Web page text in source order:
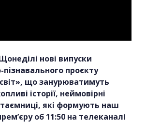
нові випуски
проєкту
що занурюватимуть
історії, неймовірні
які формують наш
об 11:50 на телеканалі